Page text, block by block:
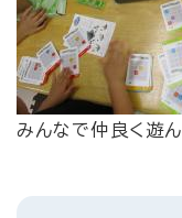
みんなで仲良く遊